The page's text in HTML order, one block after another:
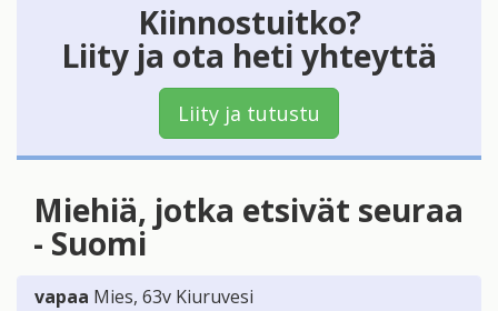
Kiinnostuitko?
Liity ja ota heti yhteyttä
Liity ja tutustu
Miehiä, jotka etsivät seuraa
- Suomi
vapaa Mies, 63v Kiuruvesi